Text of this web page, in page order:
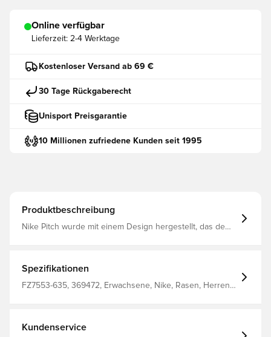
Online verfügbar
Lieferzeit: 2-4 Werktage
Kostenloser Versand ab 69 €
30 Tage Rückgaberecht
Unisport Preisgarantie
10 Millionen zufriedene Kunden seit 1995
Produktbeschreibung
Nike Pitch wurde mit einem Design hergestellt, das dem
Das Modell hat eine Butylblase, die die Luft gut hält
Spezifikationen
FZ7553-635, 369472, Erwachsene, Nike, Rasen, Herren,
Kundenservice